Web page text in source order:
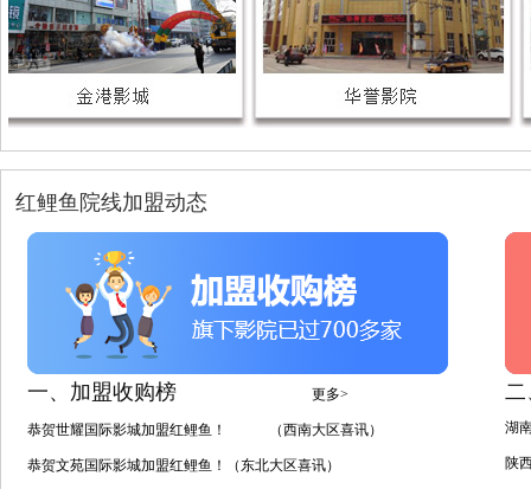
红鲤鱼院线加盟动态
一、加盟收购榜 更多>
恭贺世耀国际影城加盟红鲤鱼！ （西南大区喜讯）
恭贺文苑国际影城加盟红鲤鱼！（东北大区喜讯）
二
湖
陕